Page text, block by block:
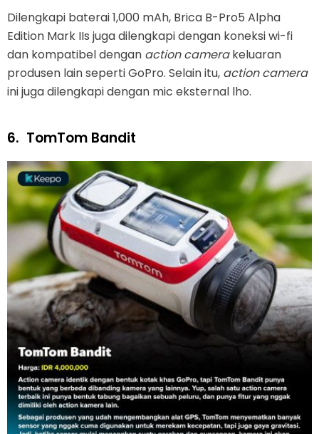
Dilengkapi baterai 1,000 mAh, Brica B-Pro5 Alpha
Edition Mark IIs juga dilengkapi dengan koneksi wi-fi
dan kompatibel dengan action camerakeluaran
produsen lain seperti GoPro. Selain itu, action camera
ini juga dilengkapi dengan mic eksternal lho.
6. TomTom Bandit